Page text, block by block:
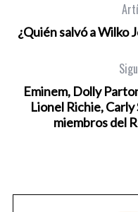
¿Quién salvó a Wilko
Eminem, Dolly
Lionel Richie,
miembros del